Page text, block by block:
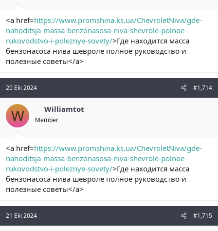
<a href=https://www.promshina.ks.ua/ChevroletNiva/gde-
nahoditsja-massa-benzonasosa-niva-shevrole-polnoe-
rukovodstvo-i-poleznye-sovety/>Где находится масса
бензонасоса нива шевроле полное руководство и
полезные советы</a>
20 Eki 2024 #1,714
W Williamtot
Member
<a href=https://www.promshina.ks.ua/ChevroletNiva/gde-
nahoditsja-massa-benzonasosa-niva-shevrole-polnoe-
rukovodstvo-i-poleznye-sovety/>Где находится масса
бензонасоса нива шевроле полное руководство и
полезные советы</a>
21 Eki 2024 #1,715